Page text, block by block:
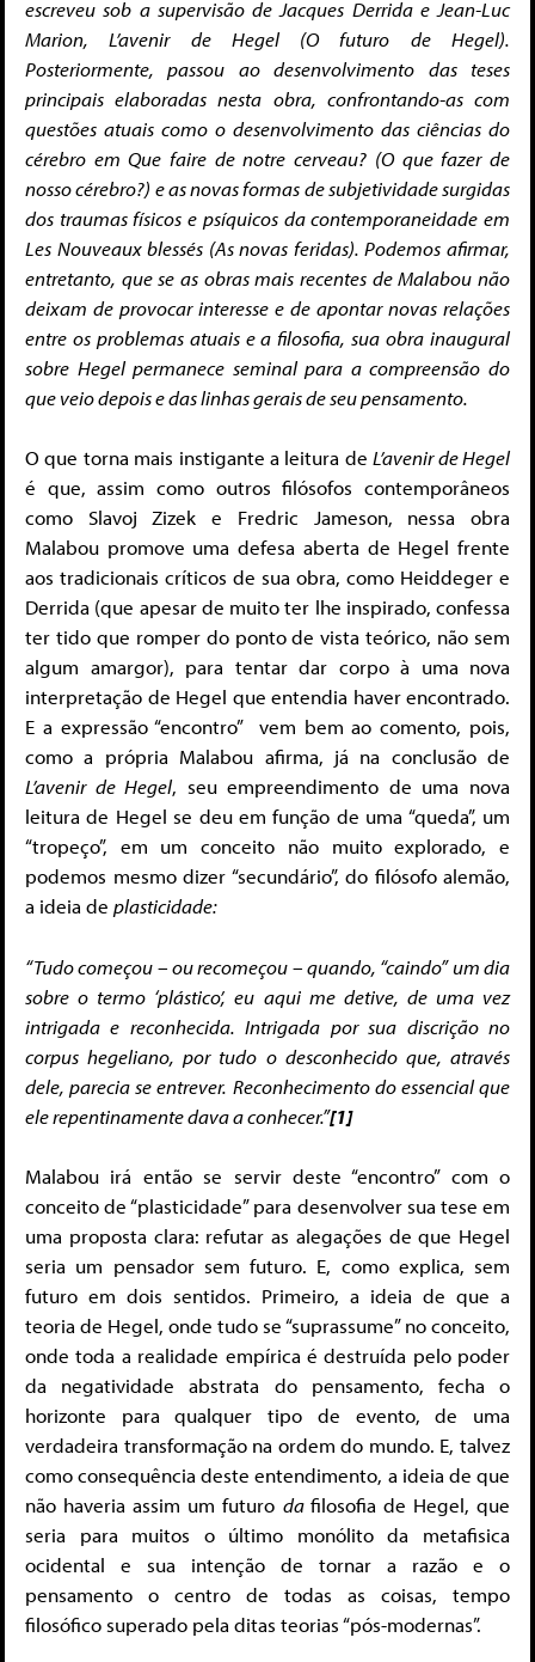
escreveu sob a supervisão de Jacques Derrida e Jean-Luc
Marion, L’avenir de Hegel (O futuro de Hegel).
Posteriormente, passou ao desenvolvimento das teses
principais elaboradas nesta obra, confrontando-as com
questões atuais como o desenvolvimento das ciências do
cérebro em Que faire de notre cerveau? (O que fazer de
nosso cérebro?) e as novas formas de subjetividade surgidas
dos traumas físicos e psíquicos da contemporaneidade em
Les Nouveaux blessés (As novas feridas). Podemos afirmar,
entretanto, que se as obras mais recentes de Malabou não
deixam de provocar interesse e de apontar novas relações
entre os problemas atuais e a filosofia, sua obra inaugural
sobre Hegel permanece seminal para a compreensão do
que veio depois e das linhas gerais de seu pensamento.
O que torna mais instigante a leitura deL’avenir de Hegel
é que, assim como outros filósofos contemporâneos
como Slavoj Zizek e Fredric Jameson, nessa obra
Malabou promove uma defesa aberta de Hegel frente
aos tradicionais críticos de sua obra, como Heiddeger e
Derrida (que apesar de muito ter lhe inspirado, confessa
ter tido que romper do ponto de vista teórico, não sem
algum amargor), para tentar dar corpo à uma nova
interpretação de Hegel que entendia haver encontrado.
E a expressão “encontro” vem bem ao comento, pois,
como a própria Malabou afirma, já na conclusão de
L’avenir de Hegel, seu empreendimento de uma nova
leitura de Hegel se deu em função de uma “queda”, um
“tropeço”, em um conceito não muito explorado, e
podemos mesmo dizer “secundário”, do filósofo alemão,
a ideia de plasticidade:
“Tudo começou – ou recomeçou – quando, “caindo” um dia
sobre o termo ‘plástico’, eu aqui me detive, de uma vez
intrigada e reconhecida. Intrigada por sua discrição no
corpus hegeliano, por tudo o desconhecido que, através
dele, parecia se entrever. Reconhecimento do essencial que
ele repentinamente dava a conhecer.”[1]
Malabou irá então se servir deste “encontro” com o
conceito de “plasticidade” para desenvolver sua tese em
uma proposta clara: refutar as alegações de que Hegel
seria um pensador sem futuro. E, como explica, sem
futuro em dois sentidos. Primeiro, a ideia de que a
teoria de Hegel, onde tudo se “suprassume” no conceito,
onde toda a realidade empírica é destruída pelo poder
da negatividade abstrata do pensamento, fecha o
horizonte para qualquer tipo de evento, de uma
verdadeira transformação na ordem do mundo. E, talvez
como consequência deste entendimento, a ideia de que
não haveria assim um futuro da filosofia de Hegel, que
seria para muitos o último monólito da metafisica
ocidental e sua intenção de tornar a razão e o
pensamento o centro de todas as coisas, tempo
filosófico superado pela ditas teorias “pós-modernas”.